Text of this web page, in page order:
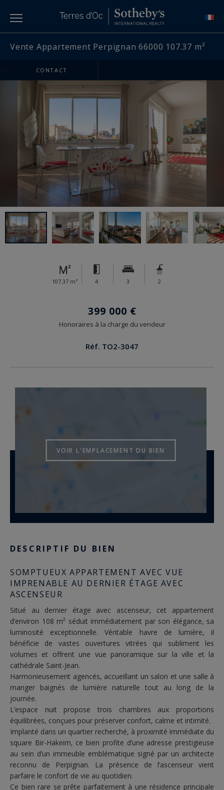
Vente Appartement Perpignan 66000 107.37 m²
CONTACT
107.37 m² 4 3 2
399 000 €
Honoraires à la charge du vendeur
Réf. TO2-3047
VOIR L'EMPLACEMENT DU BIEN
DESCRIPTIF DU BIEN
SOMPTUEUX APPARTEMENT AVEC VUE
IMPRENABLE AU DERNIER ÉTAGE AVEC
ASCENSEUR
Situé au dernier étage avec ascenseur, cet appartement
d’environ 108 m² séduit immédiatement par son élégance, sa
luminosité exceptionnelle. Véritable havre de lumière, il
bénéficie de vastes ouvertures vitrées qui subliment les
volumes et offrent une vue panoramique sur la ville et la
cathédrale Saint-Jean.
Harmonieusement agencés, accueillant un salon et une salle à
manger baignés de lumière naturelle tout au long de la
journée.
L’espace nuit propose trois chambres aux proportions
équilibrées, conçues pour préserver confort, calme et intimité.
Implanté dans un quartier recherché, à proximité immédiate du
square Bir-Hakeim, ce bien profite d’une adresse prestigieuse
au sein d’un immeuble emblématique signé par un architecte
reconnu de Perpignan. La présence de l’ascenseur vient
parfaire le confort de vie au quotidien.
Ce bien rare se prête parfaitement à une résidence principale